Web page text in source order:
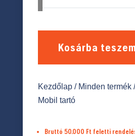
Kosárba
Kezdőlap/ Minden termék/
Mobil tartó
Bruttó 50.000 Ft feletti